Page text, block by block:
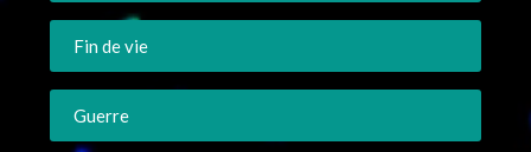
Fin de vie
Guerre